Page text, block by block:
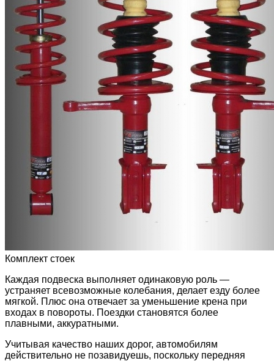
Комплект стоек
Каждая подвеска выполняет одинаковую роль —
устраняет всевозможные колебания, делает езду более
мягкой. Плюс она отвечает за уменьшение крена при
входах в повороты. Поездки становятся более
плавными, аккуратными.
Учитывая качество наших дорог, автомобилям
действительно не позавидуешь, поскольку передняя